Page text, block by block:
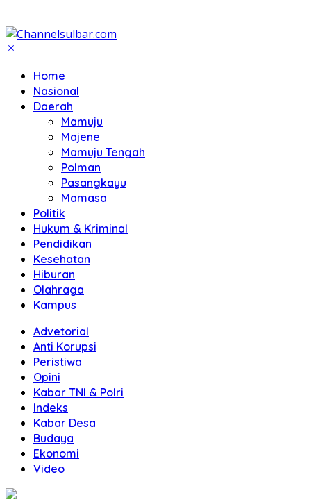
Home
Nasional
Daerah
Mamuju
Majene
Mamuju Tengah
Polman
Pasangkayu
Mamasa
Politik
Hukum & Kriminal
Pendidikan
Kesehatan
Hiburan
Olahraga
Kampus
Advetorial
Anti Korupsi
Peristiwa
Opini
Kabar TNI & Polri
Indeks
Kabar Desa
Budaya
Ekonomi
Video